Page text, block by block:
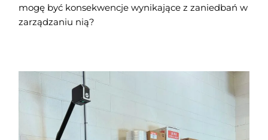
mogę być konsekwencje wynikające z zaniedbań w
zarządzaniu nią?